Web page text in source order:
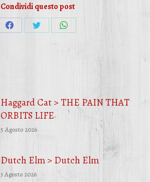
Condividi questo post
CondividiCondividiCondividi
su
Haggard Cat > THE PAIN THAT
ORBITS LIFE
5 Agosto 2026
Dutch Elm > Dutch Elm
3 Agosto 2026